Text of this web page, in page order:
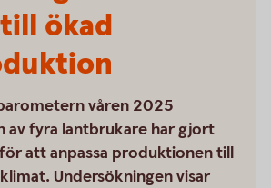
ökad
våren 2025
av fyra lantbrukare har gjort
att anpassa produktionen till
Undersökningen visar